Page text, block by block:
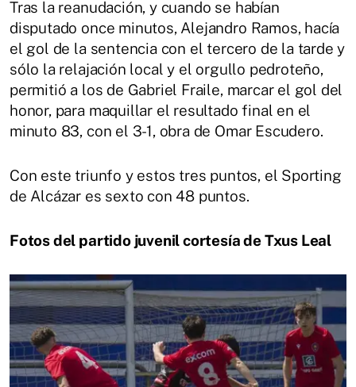
Tras la reanudación, y cuando se habían
disputado once minutos, Alejandro Ramos, hacía
el gol de la sentencia con el tercero de la tarde y
sólo la relajación local y el orgullo pedroteño,
permitió a los de Gabriel Fraile, marcar el gol del
honor, para maquillar el resultado final en el
minuto 83, con el 3-1, obra de Omar Escudero.
Con este triunfo y estos tres puntos, el Sporting
de Alcázar es sexto con 48 puntos.
Fotos del partido juvenil cortesía de Txus Leal